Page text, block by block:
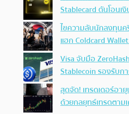
Stablecard ดันโอนเ
ไขความลับนักลงทุนค
แฮก Coldcard
Visa จับมือ
Stablecoin รองรับก
สุดจัด! เทรดเดอร์อา
ด้วยกลยุทธ์เทรดตาม